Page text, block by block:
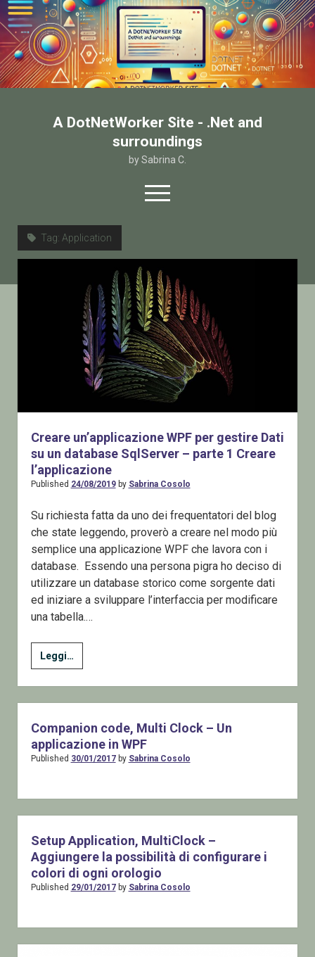
A DotNetWorker Site - .Net and
surroundings
by Sabrina C.
open
menu
Home
Chi sono
Contatto
Tag: Application
Creare un’applicazione WPF per gestire Dati
su un database SqlServer – parte 1 Creare
l’applicazione
Published 24/08/2019by Sabrina Cosolo
Su richiesta fatta da uno dei frequentatori del blog
che state leggendo, proverò a creare nel modo più
semplice una applicazione WPF che lavora con i
database. Essendo una persona pigra ho deciso di
utilizzare un database storico come sorgente dati
ed iniziare a sviluppare l’interfaccia per modificare
una tabella.…
Leggi…
un’applicazione
WPF
per
gestire
Dati
su
parte
1
Creare
l’applicazione
Companion code, Multi Clock – Un
applicazione in WPF
Published 30/01/2017by Sabrina Cosolo
Setup Application, MultiClock –
Aggiungere la possibilità di configurare i
colori di ogni orologio
Published 29/01/2017by Sabrina Cosolo